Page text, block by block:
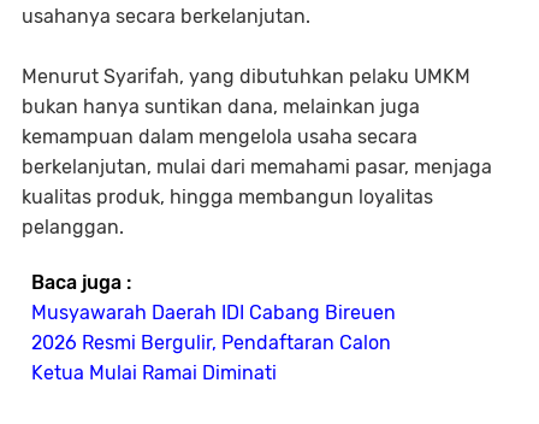
usahanya secara berkelanjutan.
Menurut Syarifah, yang dibutuhkan pelaku UMKM
bukan hanya suntikan dana, melainkan juga
kemampuan dalam mengelola usaha secara
berkelanjutan, mulai dari memahami pasar, menjaga
kualitas produk, hingga membangun loyalitas
pelanggan.
Baca juga :
Musyawarah Daerah IDI Cabang Bireuen
2026 Resmi Bergulir, Pendaftaran Calon
Ketua Mulai Ramai Diminati